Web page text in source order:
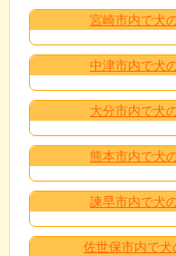
宮崎市内で犬
中津市内で犬
大分市内で犬
熊本市内で犬
諫早市内で犬
佐世保市内で犬